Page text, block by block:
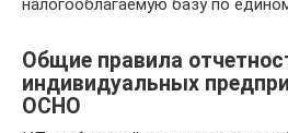
налогооблагаемую базу по
Общие правила
индивидуальных
ОСНО